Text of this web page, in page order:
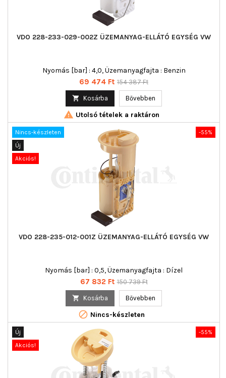
VDO 228-233-029-002Z ÜZEMANYAG-ELLÁTÓ EGYSÉG VW
Nyomás [bar] : 4,0, Üzemanyagfajta : Benzin
Ár
69 474 Ft Normál
154 387 Ft
 Kosárba Bővebben
 Utolsó tételek a raktáron
-55%
Nincs-készleten
Új
Akciós!
VDO 228-235-012-001Z ÜZEMANYAG-ELLÁTÓ EGYSÉG VW
Nyomás [bar] : 0,5, Üzemanyagfajta : Dízel
Ár
67 832 Ft Normál
150 739 Ft
 Kosárba Bővebben
 Nincs-készleten
-55%
Új
Akciós!